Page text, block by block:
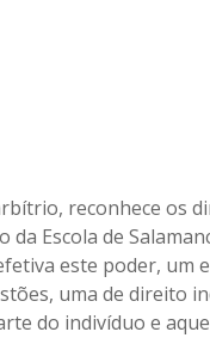
reconhece os
da Escola de
este poder, um
uma de direito
do indivíduo e